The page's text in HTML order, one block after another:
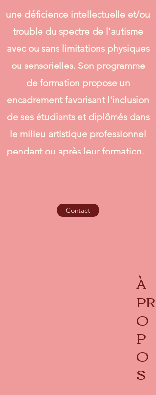
une déficience intellectuelle et/ou
trouble du spectre de l'autisme
avec ou sans limitations physiques
ou sensorielles. Son programme
de formation propose un
encadrement favorisant l'inclusion
de ses étudiants et diplômés dans
le milieu artistique professionnel
pendant ou après leur formation.
Contact
À
PR
O
P
O
S